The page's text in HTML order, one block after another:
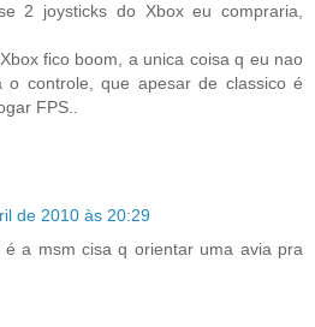
2 joysticks do Xbox eu compraria,
fico boom, a unica coisa q eu nao
o controle, que apesar de classico é
FPS..
de 2010 às 20:29
é a msm cisa q orientar uma avia pra